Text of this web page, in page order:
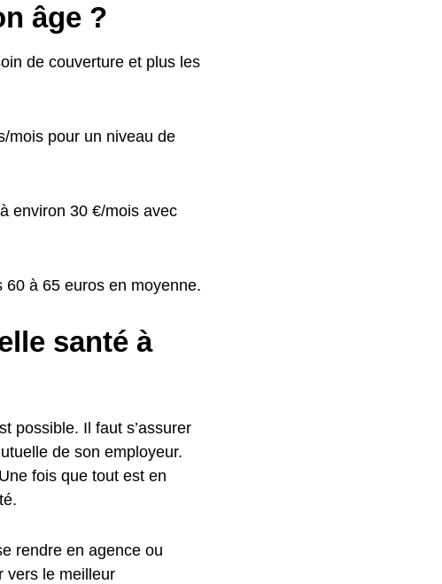
âge ?
de couverture et plus les
mois pour un niveau de
environ 30 €/mois avec
à 65 euros en moyenne.
santé à
possible. Il faut s’assurer
de son employeur.
fois que tout est en
rendre en agence ou
vers le meilleur